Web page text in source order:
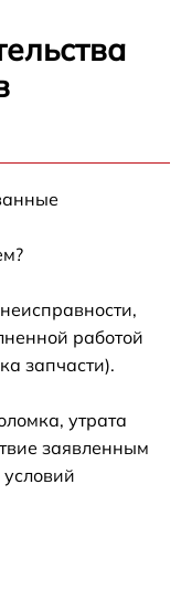
работой
запчасти).
утрата
заявленным